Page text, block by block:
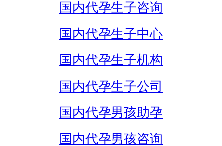
国内代孕生子咨询
国内代孕生子中心
国内代孕生子机构
国内代孕生子公司
国内代孕男孩助孕
国内代孕男孩咨询